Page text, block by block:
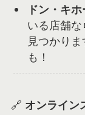
ドン・キ
いる店舗
見つかり
も！
🔗 オンライン